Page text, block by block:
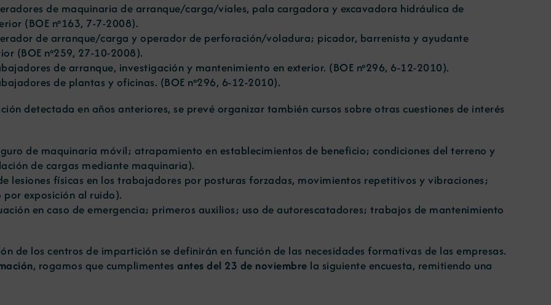
de maquinaria de arranque/carga/viales, pala cargadora y excavadora hidráulica de
(BOE nº163, 7-7-2008).
de arranque/carga y operador de perforación/voladura; picador, barrenista y ayudante
(BOE nº259, 27-10-2008).
de arranque, investigación y mantenimiento en exterior. (BOE nº296, 6-12-2010).
de plantas y oficinas. (BOE nº296, 6-12-2010).
detectada en años anteriores, se prevé organizar también cursos sobre otras cuestiones de interés
de maquinaria móvil; atrapamiento en establecimientos de beneficio; condiciones del terreno y
de cargas mediante maquinaria).
lesiones físicas en los trabajadores por posturas forzadas, movimientos repetitivos y vibraciones;
exposición al ruido).
en caso de emergencia; primeros auxilios; uso de autorescatadores; trabajos de mantenimiento
de los centros de impartición se definirán en función de las necesidades formativas de las empresas.
, rogamos que cumplimentes antes del 23 de noviembre la siguiente encuesta, remitiendo una